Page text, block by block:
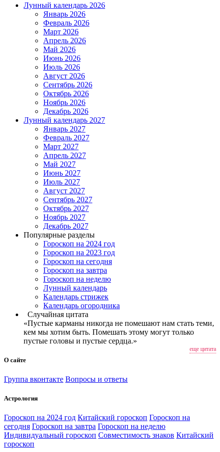
Лунный календарь 2026
Январь 2026
Февраль 2026
Март 2026
Апрель 2026
Май 2026
Июнь 2026
Июль 2026
Август 2026
Сентябрь 2026
Октябрь 2026
Ноябрь 2026
Декабрь 2026
Лунный календарь 2027
Январь 2027
Февраль 2027
Март 2027
Апрель 2027
Май 2027
Июнь 2027
Июль 2027
Август 2027
Сентябрь 2027
Октябрь 2027
Ноябрь 2027
Декабрь 2027
Популярные разделы
Гороскоп на 2024 год
Гороскоп на 2023 год
Гороскоп на сегодня
Гороскоп на завтра
Гороскоп на неделю
Лунный календарь
Календарь стрижек
Календарь огородника
Случайная цитата
«Пустые карманы никогда не помешают нам стать теми,
кем мы хотим быть. Помешать этому могут только
пустые головы и пустые сердца.»
еще цитата
О сайте
Группа вконтакте Вопросы и ответы
Астрология
Гороскоп на 2024 год Китайский гороскоп Гороскоп на
сегодня Гороскоп на завтра Гороскоп на неделю
Индивидуальный гороскоп Совместимость знаков Китайский
гороскоп